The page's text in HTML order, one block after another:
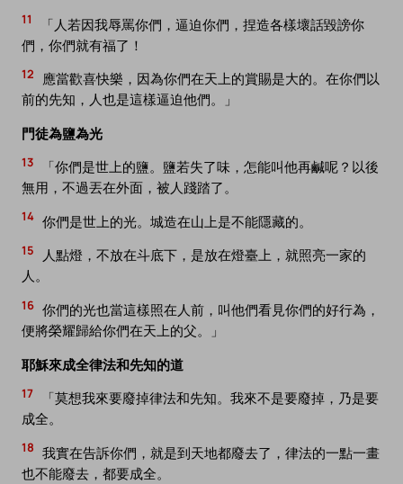
11
「人若因我辱罵你們，逼迫你們，捏造各樣壞話毀謗你
們，你們就有福了！
12
應當歡喜快樂，因為你們在天上的賞賜是大的。在你們以
前的先知，人也是這樣逼迫他們。」
門徒為鹽為光
13
「你們是世上的鹽。鹽若失了味，怎能叫他再鹹呢？以後
無用，不過丟在外面，被人踐踏了。
14 你們是世上的光。城造在山上是不能隱藏的。
15
人點燈，不放在斗底下，是放在燈臺上，就照亮一家的
人。
16 你們的光也當這樣照在人前，叫他們看見你們的好行為，
便將榮耀歸給你們在天上的父。」
耶穌來成全律法和先知的道
17
「莫想我來要廢掉律法和先知。我來不是要廢掉，乃是要
成全。
18 我實在告訴你們，就是到天地都廢去了，律法的一點一畫
也不能廢去，都要成全。